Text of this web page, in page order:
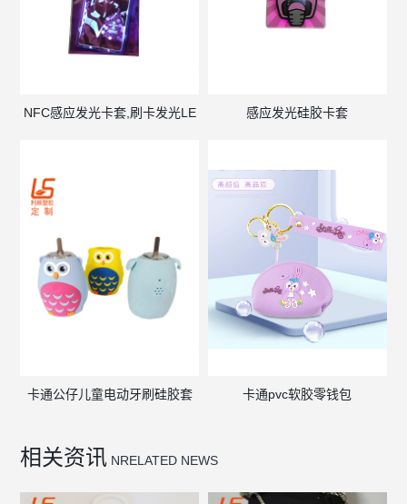
NFC感应发光卡套,刷卡发光LE 感应发光硅胶卡套
卡通公仔儿童电动牙刷硅胶套 卡通pvc软胶零钱包
相关资讯 NRELATED NEWS